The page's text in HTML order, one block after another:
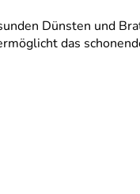
Dünsten und
das